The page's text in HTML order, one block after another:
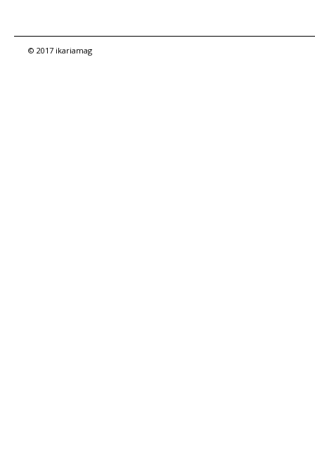
© 2017 ikariamag